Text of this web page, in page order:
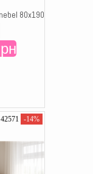
80x190
42571 -14%